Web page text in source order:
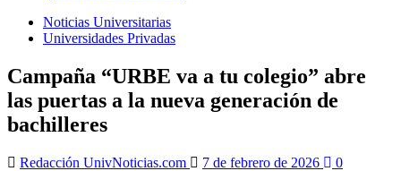
Noticias Universitarias
Universidades Privadas
Campaña “URBE va a tu colegio” abre
las puertas a la nueva generación de
bachilleres
Redacción UnivNoticias.com 7 de febrero de 2026 0